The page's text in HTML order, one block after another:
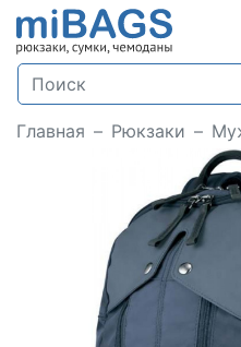
Главная Рюкзаки